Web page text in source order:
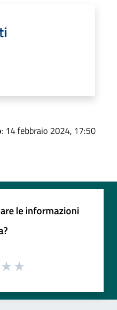
: 14 febbraio 2024, 17:50
le informazioni